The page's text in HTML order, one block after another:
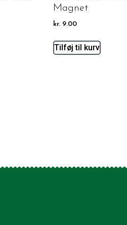
Magnet
kr. 9.00
Tilføj til kurv